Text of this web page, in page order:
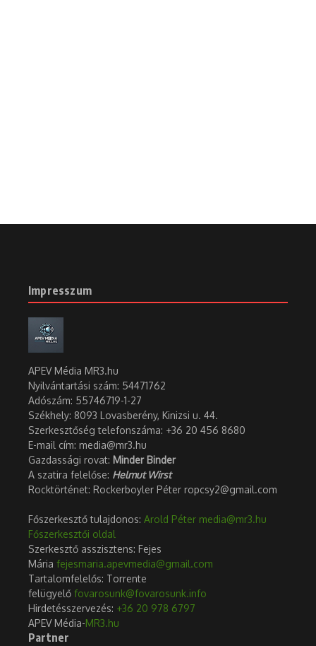
Impresszum
APEV Média MR3.hu
Nyilvántartási szám: 54471762
Adószám: 55746719-1-27
Székhely: 8093 Lovasberény, Kinizsi u. 44.
Szerkesztőség telefonszáma: +36 20 456 8680
E-mail cím: media@mr3.hu
Gazdassági rovat: Minder Binder
A szatira felelőse: Helmut Wirst
Rocktörténet: Rockerboyler Péter ropcsy2@gmail.com
Főszerkesztő tulajdonos: Arold Péter media@mr3.hu
Főszerkesztői oldal
Szerkesztő asszisztens: Fejes
Mária fejesmaria.apevmedia@gmail.com
Tartalomfelelős: Torrente
felügyelő fovarosunk@fovarosunk.info
Hirdetésszervezés: +36 20 978 6797
APEV Média-MR3.hu
Partner